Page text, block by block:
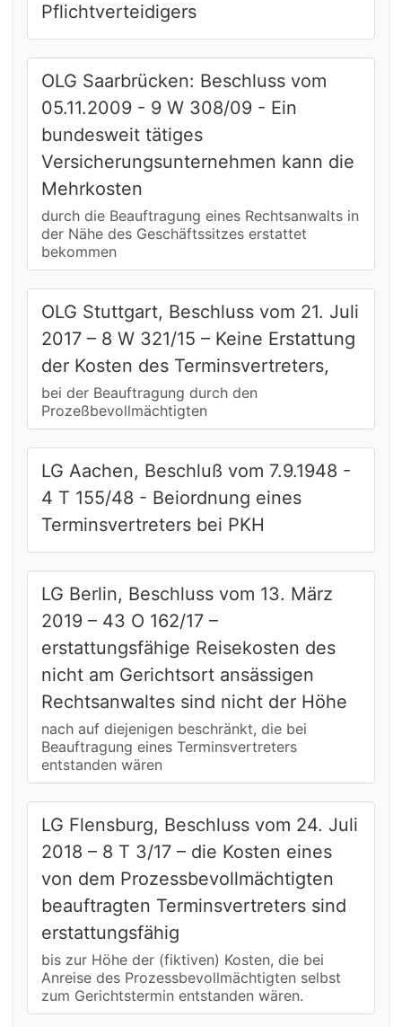
Pflichtverteidigers
OLG Saarbrücken: Beschluss vom
05.11.2009 - 9 W 308/09 - Ein
bundesweit tätiges
Versicherungsunternehmen kann die
Mehrkosten
durch die Beauftragung eines Rechtsanwalts in
der Nähe des Geschäftssitzes erstattet
bekommen
OLG Stuttgart, Beschluss vom 21. Juli
2017 – 8 W 321/15 – Keine Erstattung
der Kosten des Terminsvertreters,
bei der Beauftragung durch den
Prozeßbevollmächtigten
LG Aachen, Beschluß vom 7.9.1948 -
4 T 155/48 - Beiordnung eines
Terminsvertreters bei PKH
LG Berlin, Beschluss vom 13. März
2019 – 43 O 162/17 –
erstattungsfähige Reisekosten des
nicht am Gerichtsort ansässigen
Rechtsanwaltes sind nicht der Höhe
nach auf diejenigen beschränkt, die bei
Beauftragung eines Terminsvertreters
entstanden wären
LG Flensburg, Beschluss vom 24. Juli
2018 – 8 T 3/17 – die Kosten eines
von dem Prozessbevollmächtigten
beauftragten Terminsvertreters sind
erstattungsfähig
bis zur Höhe der (fiktiven) Kosten, die bei
Anreise des Prozessbevollmächtigten selbst
zum Gerichtstermin entstanden wären.